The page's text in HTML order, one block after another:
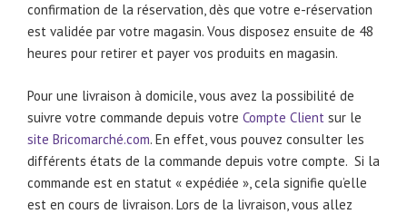
confirmation de la réservation, dès que votre e-réservation
est validée par votre magasin. Vous disposez ensuite de 48
heures pour retirer et payer vos produits en magasin.
Pour une livraison à domicile, vous avez la possibilité de
suivre votre commande depuis votre Compte Client sur le
site Bricomarché.com. En effet, vous pouvez consulter les
différents états de la commande depuis votre compte. Si la
commande est en statut « expédiée », cela signifie qu’elle
est en cours de livraison. Lors de la livraison, vous allez